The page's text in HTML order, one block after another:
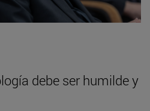
debe ser humilde y